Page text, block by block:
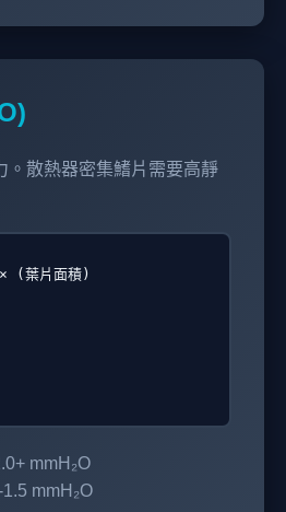
。散熱器密集鰭片需要高靜
(葉片面積)
mmH₂O
mmH₂O